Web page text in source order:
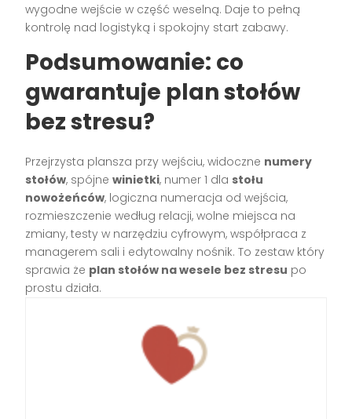
wygodne wejście w część weselną. Daje to pełną
kontrolę nad logistyką i spokojny start zabawy.
Podsumowanie: co
gwarantuje plan stołów
bez stresu?
Przejrzysta plansza przy wejściu, widoczne numery
stołów, spójnewinietki, numer 1 dla stołu
nowożeńców, logiczna numeracja od wejścia,
rozmieszczenie według relacji, wolne miejsca na
zmiany, testy w narzędziu cyfrowym, współpraca z
managerem sali i edytowalny nośnik. To zestaw który
sprawia że plan stołów na wesele bez stresu po
prostu działa.